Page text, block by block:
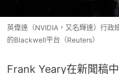
英偉達（NVIDIA，又名輝達）行
的Blackwell平台（Reuters）
Frank Yeary在新聞稿